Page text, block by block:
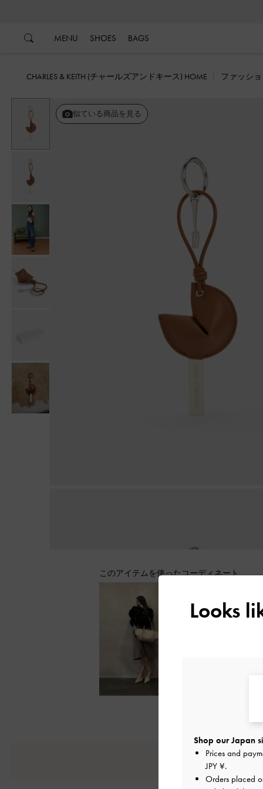
MENU SHOES BAGS
CHARLES & KEITH (チャールズアンドキース) HOME ファッシ
似ている商品を見る
このアイテムを使ったコーディネート:
Looks
Shop our Japan
Prices and
JPY ¥.
Orders placed